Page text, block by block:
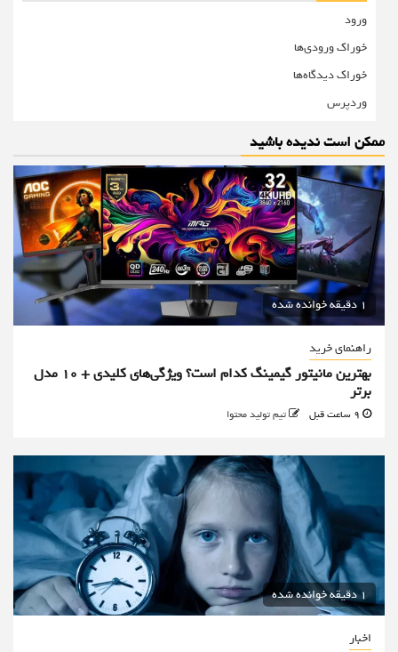
ورود
خوراک ورودی‌ها
خوراک دیدگاه‌ها
وردپرس
ممکن است ندیده باشید
1 دقیقه خوانده شده
راهنمای خرید
بهترین مانیتور گیمینگ کدام است؟ ویژگی‌های کلیدی + 10 مدل
برتر
تیم تولید محتوا
1 دقیقه خوانده شده
اخبار